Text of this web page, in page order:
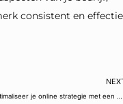
consistent en